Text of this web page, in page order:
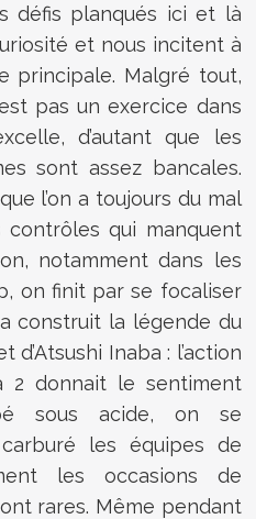
défis planqués ici et là
et nous incitent à
principale. Malgré tout,
pas un exercice dans
d’autant que les
sont assez bancales.
l’on a toujours du mal
qui manquent
notamment dans les
on finit par se focaliser
construit la légende du
d’Atsushi Inaba : l’action
2 donnait le sentiment
sous acide, on se
les équipes de
les occasions de
rares. Même pendant